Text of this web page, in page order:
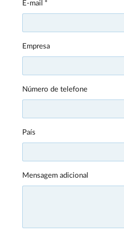
E-mail
Empresa
Número de telefone
País
Mensagem adicional